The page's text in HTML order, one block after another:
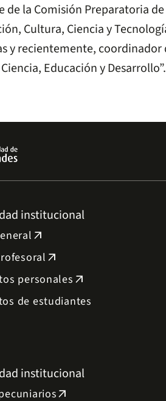
de la Comisión Preparatoria
Cultura, Ciencia y
y recientemente, coordinador
Educación y Desarrollo”.
institucional
arrow_outward
arrow_outward
personales arrow_outward
de estudiantes
institucional
arrow_outward